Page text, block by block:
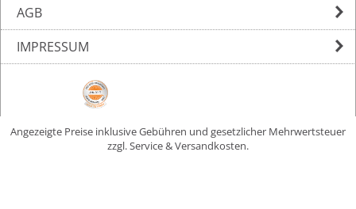
AGB
IMPRESSUM
Angezeigte Preise inklusive Gebühren und gesetzlicher Mehrwertsteuer
zzgl. Service & Versandkosten.